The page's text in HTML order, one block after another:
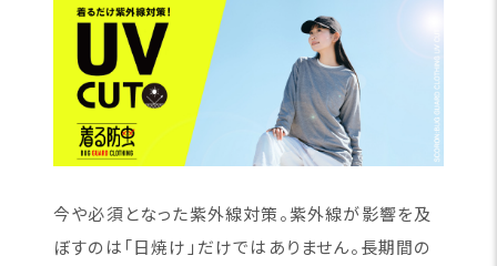
今や必須となった紫外線対策。紫外線が影響を及
ぼすのは「日焼け」だけではありません。長期間の